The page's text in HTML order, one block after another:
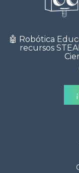
🤖 Robótica
recursos